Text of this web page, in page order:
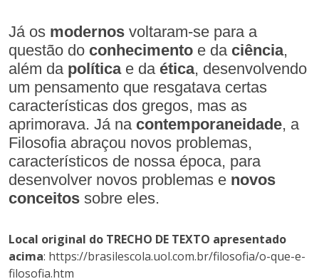
Já os modernos voltaram-se para a
questão do conhecimento e da ciência,
além da políticae da ética, desenvolvendo
um pensamento que resgatava certas
características dos gregos, mas as
aprimorava. Já na contemporaneidade, a
Filosofia abraçou novos problemas,
característicos de nossa época, para
desenvolver novos problemas e novos
conceitos sobre eles.
Local original do TRECHO DE TEXTO apresentado
acima: https://brasilescola.uol.com.br/filosofia/o-que-e-
filosofia.htm